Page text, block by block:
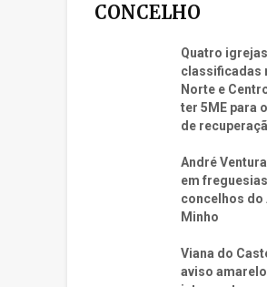
CONCELHO
Quatro igrejas
classificadas
Norte e
ter 5ME para
de
André
em
concelhos do
Minho
Viana do
aviso